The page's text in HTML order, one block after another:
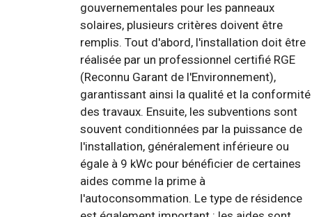
gouvernementales pour les panneaux
solaires, plusieurs critères doivent être
remplis. Tout d'abord, l'installation doit être
réalisée par un professionnel certifié RGE
(Reconnu Garant de l'Environnement),
garantissant ainsi la qualité et la conformité
des travaux. Ensuite, les subventions sont
souvent conditionnées par la puissance de
l'installation, généralement inférieure ou
égale à 9 kWc pour bénéficier de certaines
aides comme la prime à
l'autoconsommation. Le type de résidence